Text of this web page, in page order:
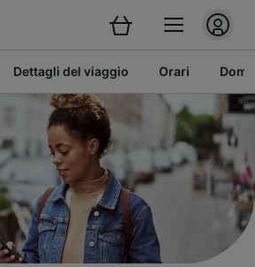
Dettagli del viaggio Orari